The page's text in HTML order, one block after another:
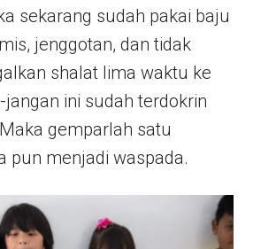
sekarang sudah pakai baju
jenggotan, dan tidak
shalat lima waktu ke
jangan ini sudah terdokrin
gemparlah satu
pun menjadi waspada.